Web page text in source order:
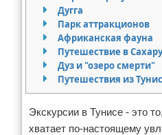
Экстримальный отдых
Разное про отдых
Дугга
Парк аттракционов
Африканская фауна
Путешествие в Сахару
Дуз и "озеро смерти"
Путешествия из
Экскурсии в Тунисе - это
хватает по-настоящему